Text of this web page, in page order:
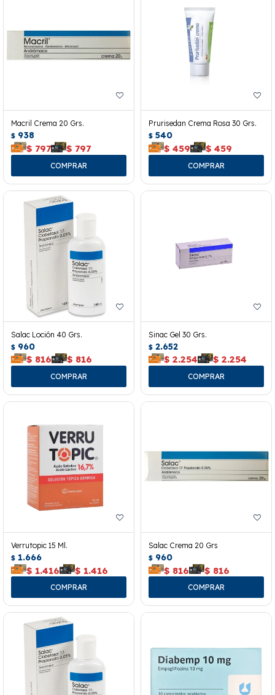
Macril Crema 20 Grs.
$ 938
$ 797 $ 797
Prurisedan Crema Rosa 30 Grs.
$ 540
$ 459 $ 459
Salac Loción 40 Grs.
$ 960
$ 816 $ 816
Sinac Gel 30 Grs.
$ 2.652
$ 2.254 $ 2.254
Verrutopic 15 Ml.
$ 1.666
$ 1.416 $ 1.416
Salac Crema 20 Grs
$ 960
$ 816 $ 816